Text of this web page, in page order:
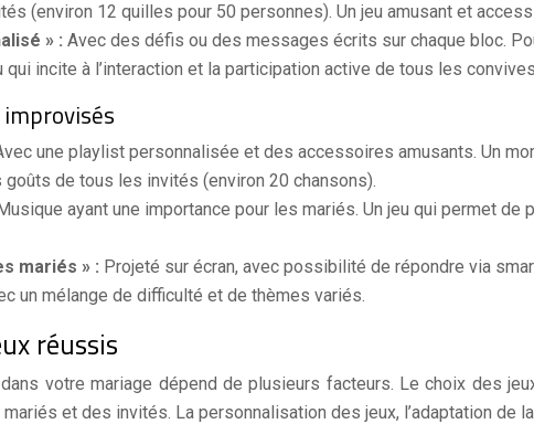
(environ 12 quilles pour 50 personnes). Un jeu amusant et
» : Avec des défis ou des messages écrits sur chaque bloc.
qui incite à l’interaction et la participation active de tous les
une playlist personnalisée et des accessoires amusants. Un
de tous les invités (environ 20 chansons).
ayant une importance pour les mariés. Un jeu qui permet
mariés » : Projeté sur écran, avec possibilité de répondre via
un mélange de difficulté et de thèmes variés.
réussis
votre mariage dépend de plusieurs facteurs. Le choix des
et des invités. La personnalisation des jeux, l’adaptation de